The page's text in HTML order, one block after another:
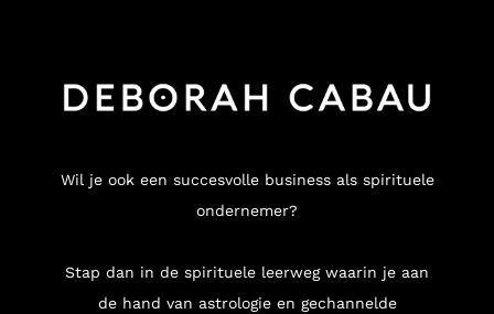
Wil je ook een succesvolle business als spirituele
ondernemer?
Stap dan in de spirituele leerweg waarin je aan
de hand van astrologie en gechannelde